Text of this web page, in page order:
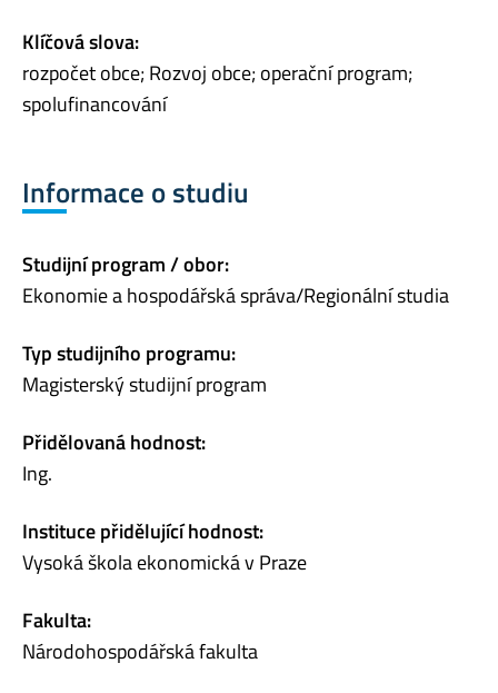
Klíčová slova:
rozpočet obce; Rozvoj obce; operační program;
spolufinancování
Informace o studiu
Studijní program / obor:
Ekonomie a hospodářská správa/Regionální studia
Typ studijního programu:
Magisterský studijní program
Přidělovaná hodnost:
Ing.
Instituce přidělující hodnost:
Vysoká škola ekonomická v Praze
Fakulta:
Národohospodářská fakulta